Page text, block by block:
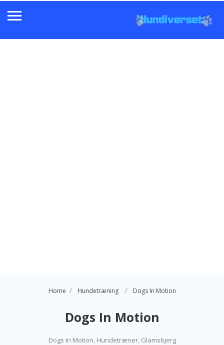
Home Hundetræning Dogs In Motion
Dogs In Motion
Dogs In Motion, Hundetræner, Glamsbjerg